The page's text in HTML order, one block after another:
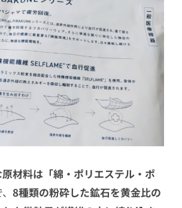
材料は「綿・ポリエステル・ポ
8種類の粉砕した鉱石を黄金比の